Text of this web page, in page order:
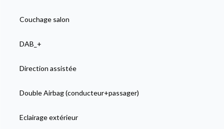
Couchage salon
DAB_+
Direction assistée
Double Airbag (conducteur+passager)
Eclairage extérieur